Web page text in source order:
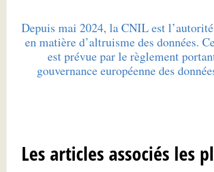
Depuis mai 2024, la CNIL est
en matière d’altruisme des données.
est prévue par le règlement
gouvernance européenne des
Les articles associés les